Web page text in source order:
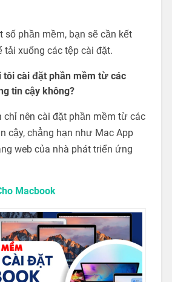
số phần mềm, bạn sẽ cần kết
tải xuống các tệp cài đặt.
tôi cài đặt phần mềm từ các
tin cậy không?
chỉ nên cài đặt phần mềm từ các
cậy, chẳng hạn như Mac App
web của nhà phát triển ứng
Macbook